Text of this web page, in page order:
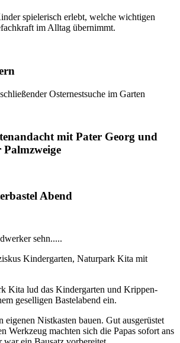
spielerisch erlebt, welche wichtigen
im Alltag übernimmt.
Osternestsuche im Garten
mit Pater Georg und
Palmzweige
Abend
sehn.....
Kindergarten, Naturpark Kita mit
Kita lud das Kindergarten und Krippen-
geselligen Bastelabend ein.
eigenen Nistkasten bauen. Gut ausgerüstet
Werkzeug machten sich die Papas sofort ans